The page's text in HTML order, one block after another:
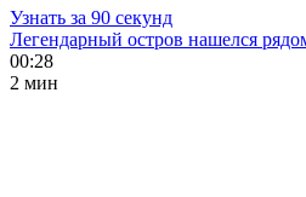
Узнать за 90 секунд
Легендарный остров нашелся
00:28
2 мин